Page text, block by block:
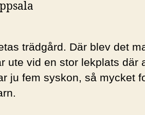
trädgård. Där blev det
ute vid en stor lekplats där
ju fem syskon, så mycket